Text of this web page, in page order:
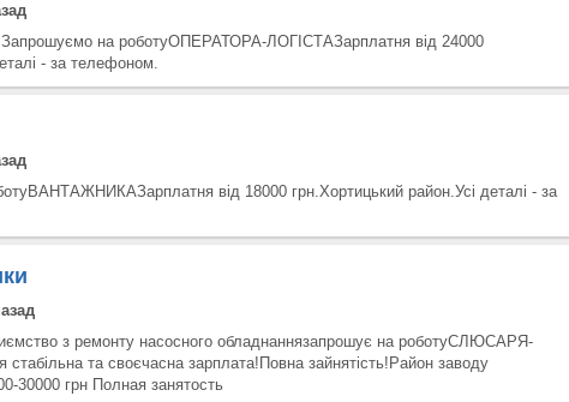
Запрошуємо на роботуОПЕРАТОРА-ЛОГІСТАЗарплатня від 24000
- за телефоном.
від 18000 грн.Хортицький район.Усі деталі - за
з ремонту насосного обладнаннязапрошує на роботуСЛЮСАРЯ-
та своєчасна зарплата!Повна зайнятість!Район заводу
30000 грн Полная занятость